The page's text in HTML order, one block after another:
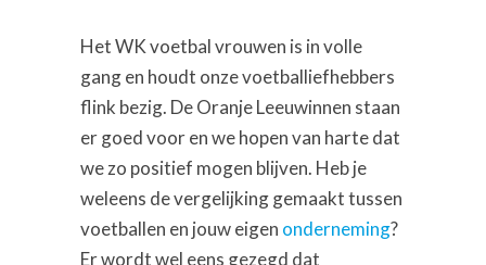
Het WK voetbal vrouwen is in volle
gang en houdt onze voetballiefhebbers
flink bezig. De Oranje Leeuwinnen staan
er goed voor en we hopen van harte dat
we zo positief mogen blijven. Heb je
weleens de vergelijking gemaakt tussen
voetballen en jouw eigen onderneming?
Er wordt wel eens gezegd dat